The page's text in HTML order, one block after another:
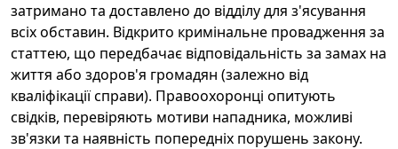
затримано та доставлено до відділу для з'ясування
всіх обставин. Відкрито кримінальне провадження за
статтею, що передбачає відповідальність за замах на
життя або здоров'я громадян (залежно від
кваліфікації справи). Правоохоронці опитують
свідків, перевіряють мотиви нападника, можливі
зв'язки та наявність попередніх порушень закону.